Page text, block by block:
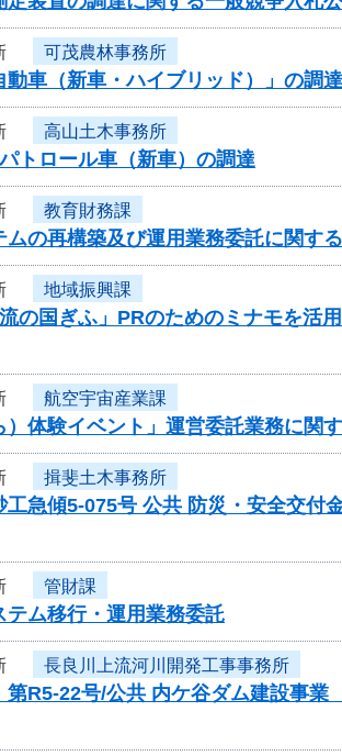
可茂農林事務所
動車（新車・ハイブリッド）」の調
高山土木事務所
トロール車（新車）の調達
教育財務課
ムの再構築及び運用業務委託に関す
地域振興課
国ぎふ」PRのためのミナモを活
航空宇宙産業課
）体験イベント」運営委託業務に関
揖斐土木事務所
工急傾5-075号 公共 防災・安全交
管財課
テム移行・運用業務委託
長良川上流河川開発工事事務所
第R5-22号/公共 内ケ谷ダム建設事